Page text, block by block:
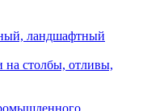
ландшафтный
на столбы, отливы,